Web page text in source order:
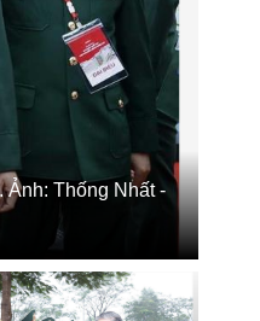
Ảnh: Thống Nhất -